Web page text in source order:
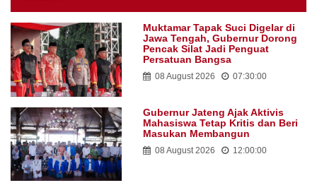
Muktamar Tapak Suci Digelar di
Jawa Tengah, Gubernur Dorong
Pencak Silat Jadi Penguat
Persatuan Bangsa
08 August 2026 07:30:00
Gubernur Jateng Ajak Aktivis
Mahasiswa Tetap Kritis dan Beri
Masukan Membangun
08 August 2026 12:00:00